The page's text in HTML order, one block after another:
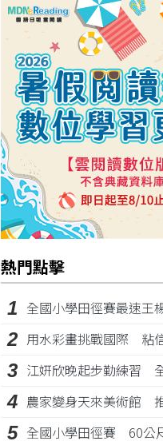
熱門點擊
1 全國小學田徑賽最速王楊政
2 用水彩畫挑戰國際 粘
3 江姸欣晚起步勤練習 全國
4 農家變身天來美術館
5 全國小學田徑賽 60公尺